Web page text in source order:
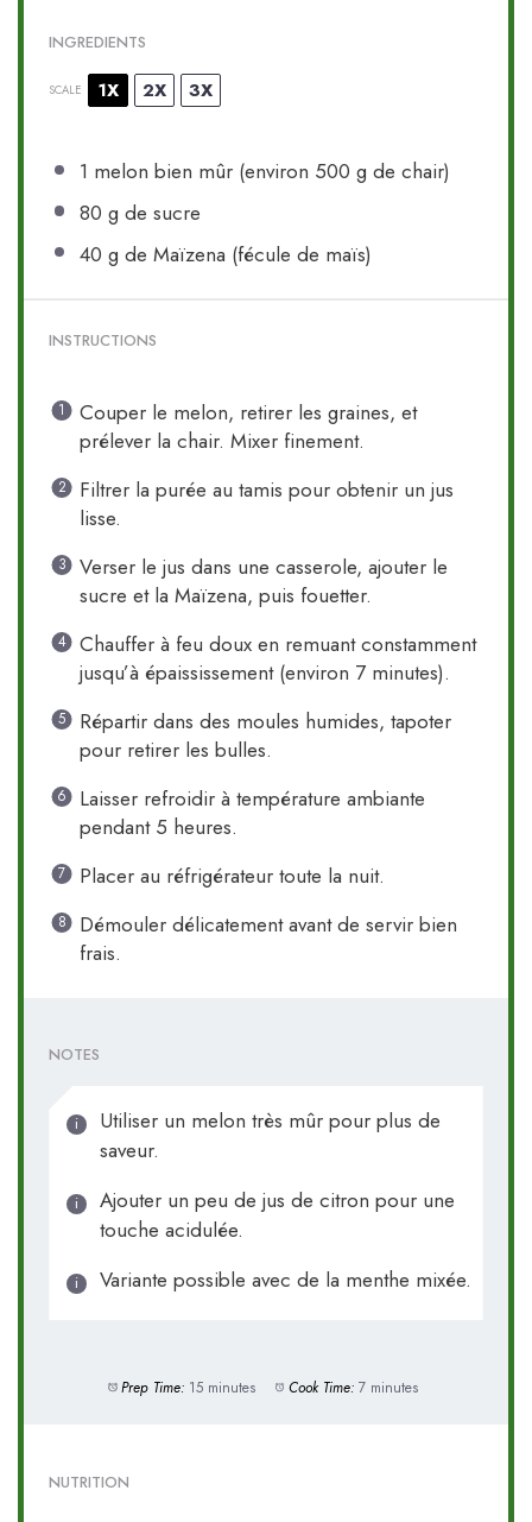
INGREDIENTS
SCALE 1X 2X 3X
1 melon bien mûr (environ 500 g de chair)
80 g de sucre
40 g de Maïzena (fécule de maïs)
INSTRUCTIONS
Couper le melon, retirer les graines, et
prélever la chair. Mixer finement.
Filtrer la purée au tamis pour obtenir un jus
lisse.
Verser le jus dans une casserole, ajouter le
sucre et la Maïzena, puis fouetter.
Chauffer à feu doux en remuant constamment
jusqu’à épaississement (environ 7 minutes).
Répartir dans des moules humides, tapoter
pour retirer les bulles.
Laisser refroidir à température ambiante
pendant 5 heures.
Placer au réfrigérateur toute la nuit.
Démouler délicatement avant de servir bien
frais.
NOTES
Utiliser un melon très mûr pour plus de
saveur.
Ajouter un peu de jus de citron pour une
touche acidulée.
Variante possible avec de la menthe mixée.
Prep Time: 15 minutes Cook Time: 7 minutes
NUTRITION